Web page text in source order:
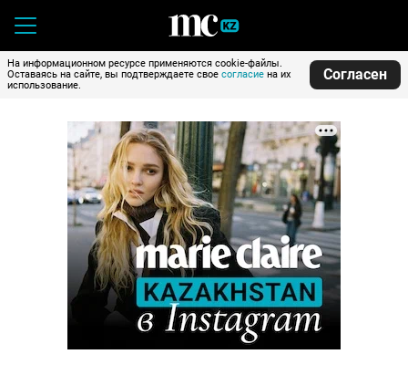
На информационном ресурсе применяются cookie-файлы.
Оставаясь на сайте, вы подтверждаете свое согласие на их
использование.
Согласен